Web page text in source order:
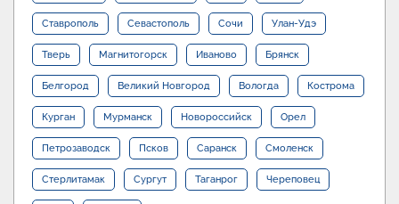
Ставрополь Севастополь Сочи Улан-Удэ
Тверь Магнитогорск Иваново Брянск
Белгород Великий Новгород Вологда Кострома
Курган Мурманск Новороссийск Орел
Петрозаводск Псков Саранск Смоленск
Стерлитамак Сургут Таганрог Череповец